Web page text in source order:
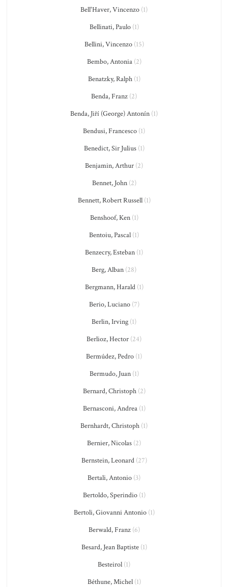
Bell'Haver, Vincenzo (1)
Bellinati, Paulo(1)
Bellini, Vincenzo(15)
Bembo, Antonia(2)
Benatzky, Ralph(1)
Benda, Franz (2)
Benda, Jiří (George) Antonín (1)
Bendusi, Francesco (1)
Benedict, Sir Julius(1)
Benjamin, Arthur (2)
Bennet, John(2)
Bennett, Robert Russell(1)
Benshoof, Ken(1)
Bentoiu, Pascal (1)
Benzecry, Esteban (1)
Berg, Alban (28)
Bergmann, Harald(1)
Berio, Luciano(7)
Berlin, Irving (1)
Berlioz, Hector (24)
Bermúdez, Pedro (1)
Bermudo, Juan(1)
Bernard, Christoph(2)
Bernasconi, Andrea(1)
Bernhardt, Christoph (1)
Bernier, Nicolas (2)
Bernstein, Leonard(27)
Bertali, Antonio (3)
Bertoldo, Sperindio(1)
Bertoli, Giovanni Antonio(1)
Berwald, Franz(6)
Besard, Jean Baptiste(1)
Besteirol (1)
Béthune, Michel(1)